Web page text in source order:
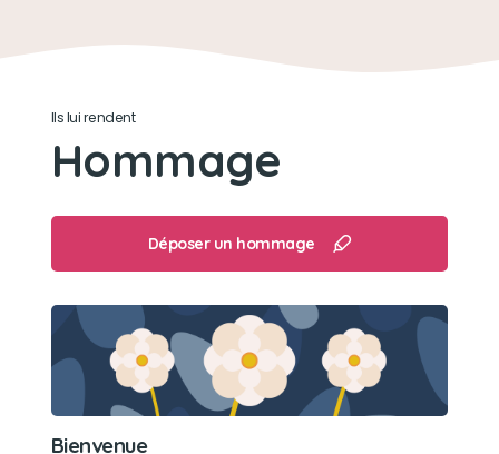
Sa petite girafe
Dormir et jouer
Ils lui rendent
Hommage
Déposer un hommage
Bienvenue